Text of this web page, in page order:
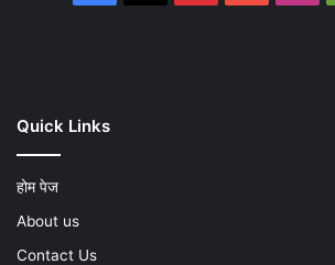
Quick Links
होम पेज
About us
Contact Us